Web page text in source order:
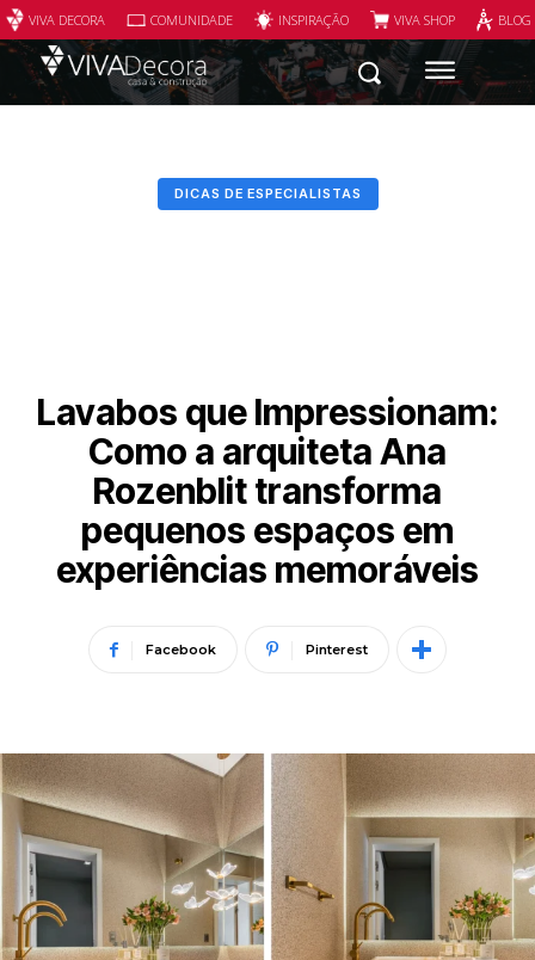
VIVA DECORA COMUNIDADE INSPIRAÇÃO VIVA SHOP
DICAS DE ESPECIALISTAS
Lavabos que Impressionam:
Como a arquiteta Ana
Rozenblit transforma
pequenos espaços em
experiências memoráveis
Facebook Pinterest